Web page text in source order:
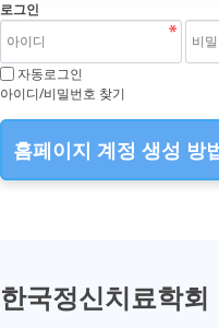
로그인
자동로그인
아이디/비밀번호 찾기
홈페이지 계정 생성 방
한국정신치료학회